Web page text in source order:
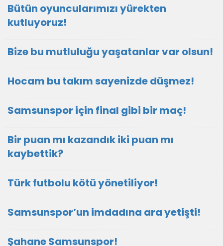
Bütün oyuncularımızı yürekten
kutluyoruz!
Bize bu mutluluğu yaşatanlar var olsun!
Hocam bu takım sayenizde düşmez!
Samsunspor için final gibi bir maç!
Bir puan mı kazandık iki puan mı
kaybettik?
Türk futbolu kötü yönetiliyor!
Samsunspor’un imdadına ara yetişti!
Şahane Samsunspor!